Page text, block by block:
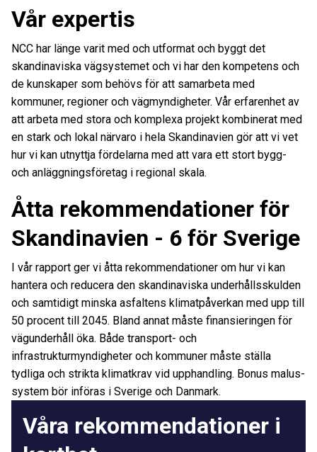
Vår expertis
NCC har länge varit med och utformat och byggt det
skandinaviska vägsystemet och vi har den kompetens och
de kunskaper som behövs för att samarbeta med
kommuner, regioner och vägmyndigheter. Vår erfarenhet av
att arbeta med stora och komplexa projekt kombinerat med
en stark och lokal närvaro i hela Skandinavien gör att vi vet
hur vi kan utnyttja fördelarna med att vara ett stort bygg-
och anläggningsföretag i regional skala.
Åtta rekommendationer för
Skandinavien - 6 för Sverige
I vår rapport ger vi åtta rekommendationer om hur vi kan
hantera och reducera den skandinaviska underhållsskulden
och samtidigt minska asfaltens klimatpåverkan med upp till
50 procent till 2045. Bland annat måste finansieringen för
vägunderhåll öka. Både transport- och
infrastrukturmyndigheter och kommuner måste ställa
tydliga och strikta klimatkrav vid upphandling. Bonus malus-
system bör införas i Sverige och Danmark.
Våra rekommendationer i